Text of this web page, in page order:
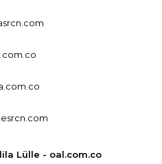
Lülle - oal.com.co